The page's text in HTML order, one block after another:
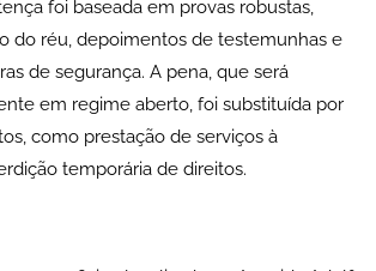
foi baseada em provas robustas,
do réu, depoimentos de testemunhas e
de segurança. A pena, que será
em regime aberto, foi substituída por
como prestação de serviços à
temporária de direitos.